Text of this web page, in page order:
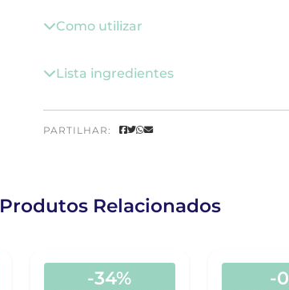
Como utilizar
Lista ingredientes
PARTILHAR:
Produtos Relacionados
-34% -